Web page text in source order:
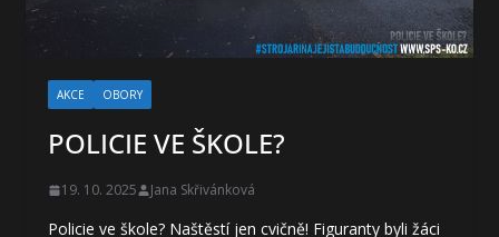
AKCE OBORY
POLICIE VE ŠKOLE?
19. 10. 2025 Jana Skřivánková
Policie ve škole? Naštěstí jen cvičně! Figuranty byli žáci